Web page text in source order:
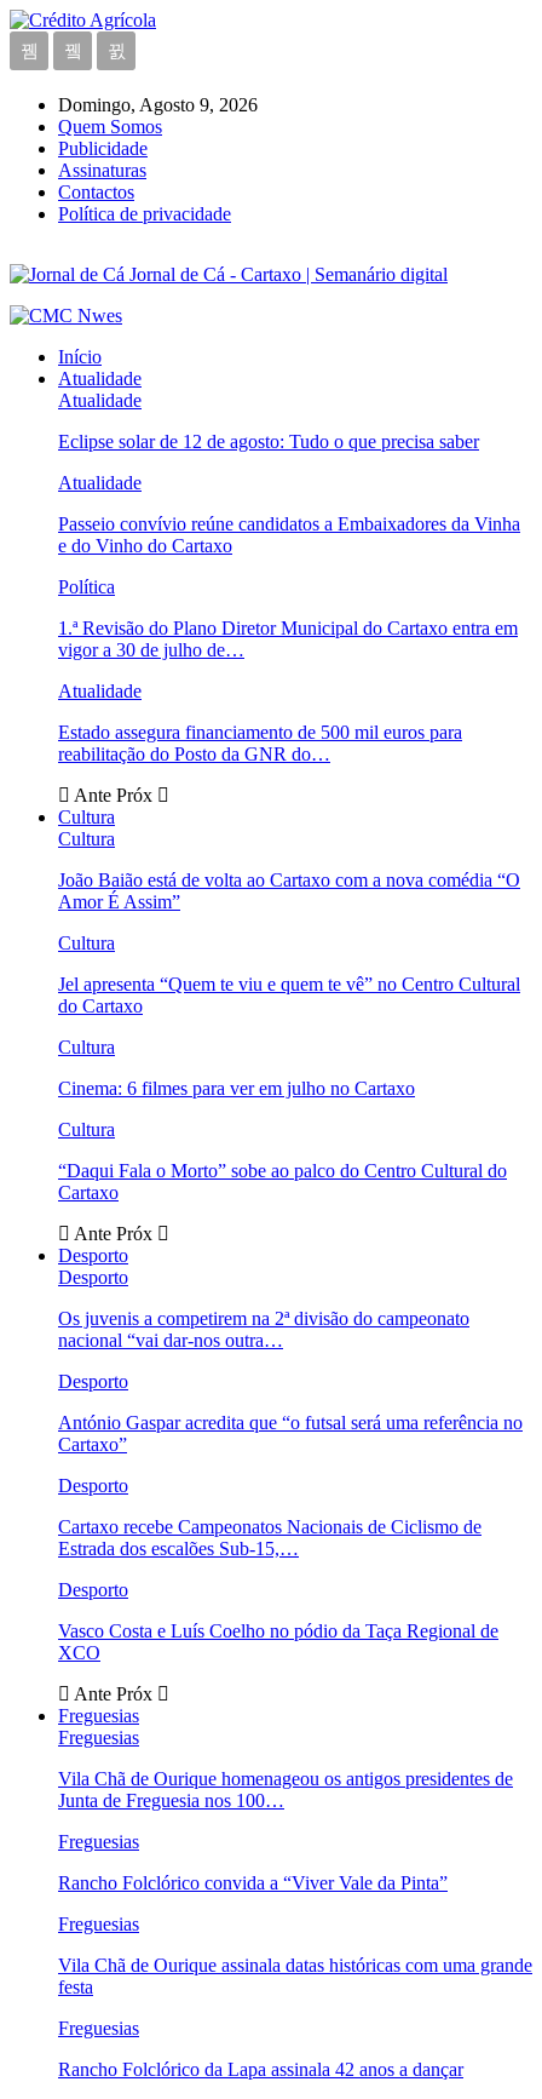
Domingo, Agosto 9, 2026
Quem Somos
Publicidade
Assinaturas
Contactos
Política de privacidade
Jornal de Cá - Cartaxo | Semanário digital
Início
Atualidade
Atualidade
Eclipse solar de 12 de agosto: Tudo o que precisa saber
Atualidade
Passeio convívio reúne candidatos a Embaixadores da Vinha
e do Vinho do Cartaxo
Política
1.ª Revisão do Plano Diretor Municipal do Cartaxo entra em
vigor a 30 de julho de…
Atualidade
Estado assegura financiamento de 500 mil euros para
reabilitação do Posto da GNR do…
Ante Próx
Cultura
Cultura
João Baião está de volta ao Cartaxo com a nova comédia “O
Amor É Assim”
Cultura
Jel apresenta “Quem te viu e quem te vê” no Centro Cultural
do Cartaxo
Cultura
Cinema: 6 filmes para ver em julho no Cartaxo
Cultura
“Daqui Fala o Morto” sobe ao palco do Centro Cultural do
Cartaxo
Ante Próx
Desporto
Desporto
Os juvenis a competirem na 2ª divisão do campeonato
nacional “vai dar-nos outra…
Desporto
António Gaspar acredita que “o futsal será uma referência no
Cartaxo”
Desporto
Cartaxo recebe Campeonatos Nacionais de Ciclismo de
Estrada dos escalões Sub-15,…
Desporto
Vasco Costa e Luís Coelho no pódio da Taça Regional de
XCO
Ante Próx
Freguesias
Freguesias
Vila Chã de Ourique homenageou os antigos presidentes de
Junta de Freguesia nos 100…
Freguesias
Rancho Folclórico convida a “Viver Vale da Pinta”
Freguesias
Vila Chã de Ourique assinala datas históricas com uma grande
festa
Freguesias
Rancho Folclórico da Lapa assinala 42 anos a dançar